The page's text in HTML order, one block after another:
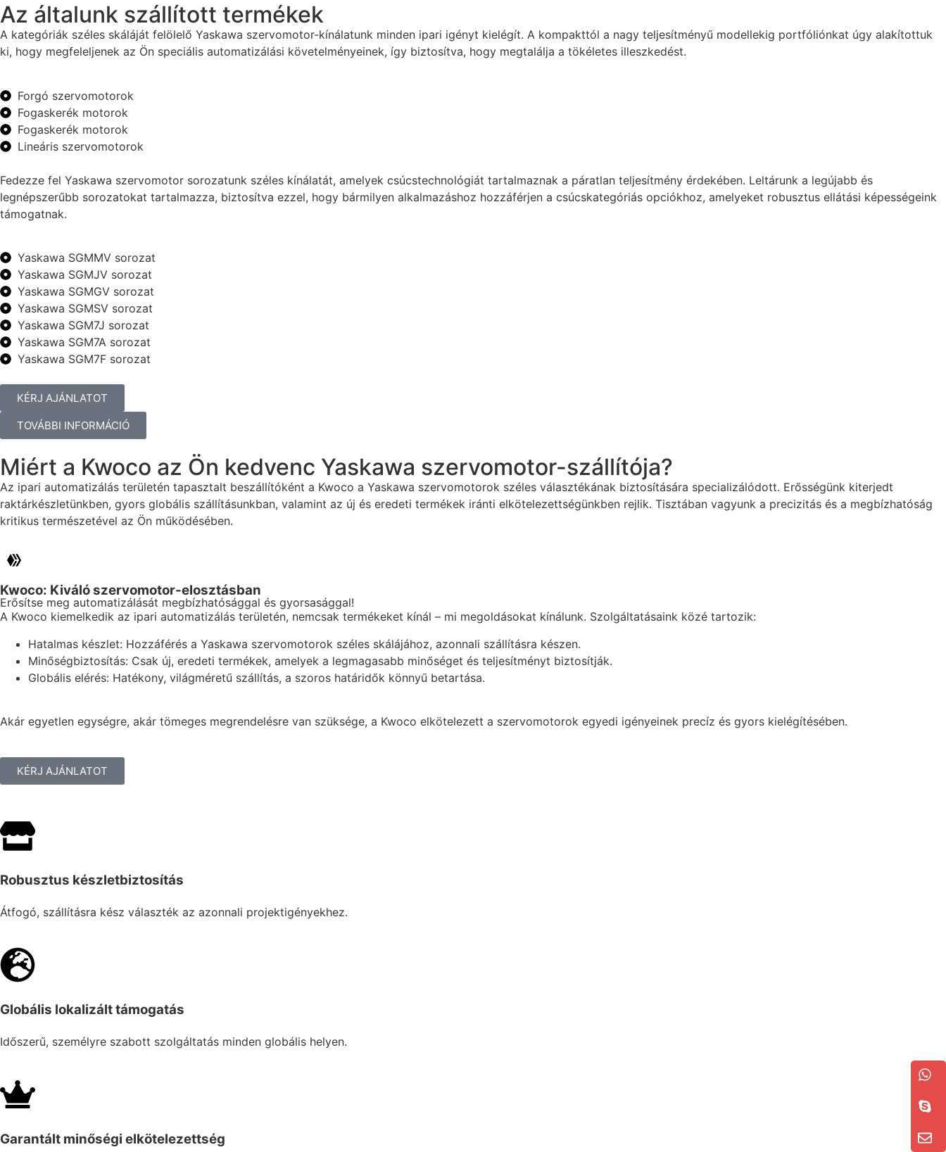
Az általunk szállított termékek
A kategóriák széles skáláját felölelő Yaskawa szervomotor-kínálatunk minden ipari igényt kielégít. A kompakttól a nagy teljesítményű modellekig portfóliónkat úgy alakítottuk
ki, hogy megfeleljenek az Ön speciális automatizálási követelményeinek, így biztosítva, hogy megtalálja a tökéletes illeszkedést.
Forgó szervomotorok
Fogaskerék motorok
Fogaskerék motorok
Lineáris szervomotorok
Fedezze fel Yaskawa szervomotor sorozatunk széles kínálatát, amelyek csúcstechnológiát tartalmaznak a páratlan teljesítmény érdekében. Leltárunk a legújabb és
legnépszerűbb sorozatokat tartalmazza, biztosítva ezzel, hogy bármilyen alkalmazáshoz hozzáférjen a csúcskategóriás opciókhoz, amelyeket robusztus ellátási képességeink
támogatnak.
Yaskawa SGMMV sorozat
Yaskawa SGMJV sorozat
Yaskawa SGMGV sorozat
Yaskawa SGMSV sorozat
Yaskawa SGM7J sorozat
Yaskawa SGM7A sorozat
Yaskawa SGM7F sorozat
KÉRJ AJÁNLATOT
TOVÁBBI INFORMÁCIÓ
Miért a Kwoco az Ön kedvenc Yaskawa szervomotor-szállítója?
Az ipari automatizálás területén tapasztalt beszállítóként a Kwoco a Yaskawa szervomotorok széles választékának biztosítására specializálódott. Erősségünk kiterjedt
raktárkészletünkben, gyors globális szállításunkban, valamint az új és eredeti termékek iránti elkötelezettségünkben rejlik. Tisztában vagyunk a precizitás és a megbízhatóság
kritikus természetével az Ön működésében.
Kwoco: Kiváló szervomotor-elosztásban
Erősítse meg automatizálását megbízhatósággal és gyorsasággal!
A Kwoco kiemelkedik az ipari automatizálás területén, nemcsak termékeket kínál – mi megoldásokat kínálunk. Szolgáltatásaink közé tartozik:
Hatalmas készlet: Hozzáférés a Yaskawa szervomotorok széles skálájához, azonnali szállításra készen.
Minőségbiztosítás: Csak új, eredeti termékek, amelyek a legmagasabb minőséget és teljesítményt biztosítják.
Globális elérés: Hatékony, világméretű szállítás, a szoros határidők könnyű betartása.
Akár egyetlen egységre, akár tömeges megrendelésre van szüksége, a Kwoco elkötelezett a szervomotorok egyedi igényeinek precíz és gyors kielégítésében.
KÉRJ AJÁNLATOT
Robusztus készletbiztosítás
Átfogó, szállításra kész választék az azonnali projektigényekhez.
Globális lokalizált támogatás
Időszerű, személyre szabott szolgáltatás minden globális helyen.
Garantált minőségi elkötelezettség